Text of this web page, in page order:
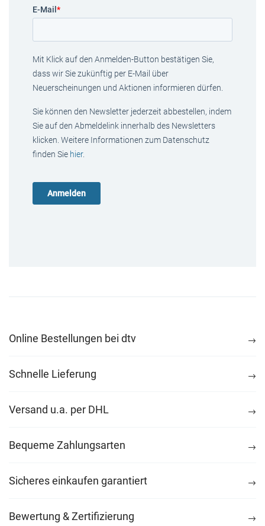
E-Mail *
Mit Klick auf den Anmelden-Button bestätigen Sie,
dass wir Sie zukünftig per E-Mail über
Neuerscheinungen und Aktionen informieren dürfen.
Sie können den Newsletter jederzeit abbestellen, indem
Sie auf den Abmeldelink innerhalb des Newsletters
klicken. Weitere Informationen zum Datenschutz
finden Sie hier.
Online Bestellungen bei dtv
Schnelle Lieferung
Versand u.a. per DHL
Bequeme Zahlungsarten
Sicheres einkaufen garantiert
Bewertung & Zertifizierung